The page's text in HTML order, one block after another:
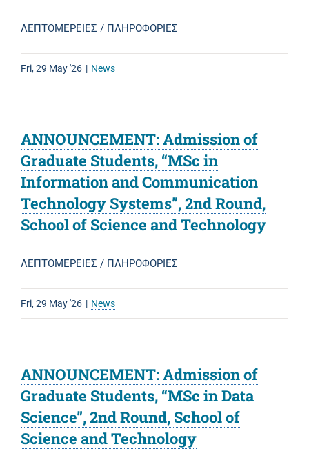
ΛΕΠΤΟΜΕΡΕΙΕΣ / ΠΛΗΡΟΦΟΡΙΕΣ
Fri, 29 May '26 | News
ANNOUNCEMENT: Admission of
Graduate Students, “MSc in
Information and Communication
Technology Systems”, 2nd Round,
School of Science and Technology
ΛΕΠΤΟΜΕΡΕΙΕΣ / ΠΛΗΡΟΦΟΡΙΕΣ
Fri, 29 May '26 | News
ANNOUNCEMENT: Admission of
Graduate Students, “MSc in Data
Science”, 2nd Round, School of
Science and Technology